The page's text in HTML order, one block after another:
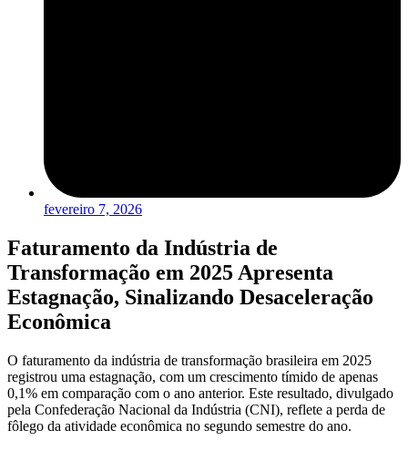
fevereiro 7, 2026
Faturamento da Indústria de
Transformação em 2025 Apresenta
Estagnação, Sinalizando Desaceleração
Econômica
O faturamento da indústria de transformação brasileira em 2025
registrou uma estagnação, com um crescimento tímido de apenas
0,1% em comparação com o ano anterior. Este resultado, divulgado
pela Confederação Nacional da Indústria (CNI), reflete a perda de
fôlego da atividade econômica no segundo semestre do ano.